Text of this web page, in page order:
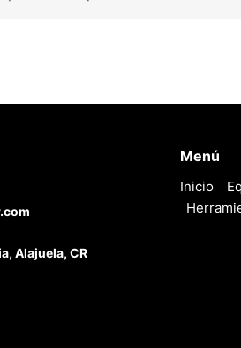
Alajuela, CR
Menú
Inicio